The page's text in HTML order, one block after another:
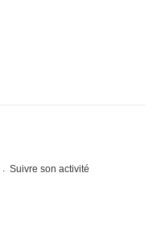
Suivre son activité